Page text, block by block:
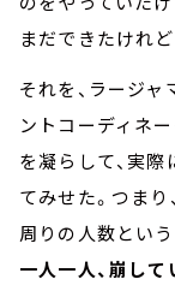
まだできたけれ
それを、ラージ
ントコーディネ
を凝らして、実
てみせた。つまり
周りの人数とい
一人一人、崩し